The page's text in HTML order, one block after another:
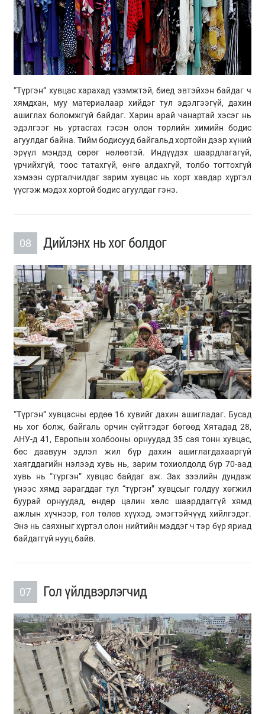
“Түргэн” хувцас харахад үзэмжтэй, биед эвтэйхэн байдаг ч
хямдхан, муу материалаар хийдэг тул эдэлгээгүй, дахин
ашиглах боломжгүй байдаг. Харин арай чанартай хэсэг нь
эдэлгээг нь уртасгах гэсэн олон төрлийн химийн бодис
агуулдаг байна. Тийм бодисууд байгальд хортойн дээр хүний
эрүүл мэндэд сөрөг нөлөөтэй. Индүүдэх шаардлагагүй,
үрчийхгүй, тоос татахгүй, өнгө алдахгүй, толбо тогтохгүй
хэмээн сурталчилдаг зарим хувцас нь хорт хавдар хүртэл
үүсгэж мэдэх хортой бодис агуулдаг гэнэ.
08 Дийлэнх нь хог болдог
“Түргэн” хувцасны ердөө 16 хувийг дахин ашигладаг. Бусад
нь хог болж, байгаль орчин сүйтгэдэг бөгөөд Хятадад 28,
АНУ-д 41, Европын холбооны орнуудад 35 сая тонн хувцас,
бөс даавуун эдлэл жил бүр дахин ашиглагдахааргүй
хаягддагийн нэлээд хувь нь, зарим тохиолдолд бүр 70-аад
хувь нь “түргэн” хувцас байдаг аж. Зах зээлийн дундаж
үнээс хямд зарагддаг тул “түргэн” хувцсыг голдуу хөгжил
буурай орнуудад, өндөр цалин хөлс шаарддаггүй хямд
ажлын хүчнээр, гол төлөв хүүхэд, эмэгтэйчүүд хийлгэдэг.
Энэ нь саяхныг хүртэл олон нийтийн мэддэг ч тэр бүр яриад
байдаггүй нууц байв.
07 Гол үйлдвэрлэгчид